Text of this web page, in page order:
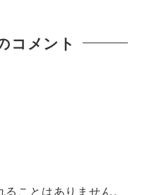
コメント
ことはありません。